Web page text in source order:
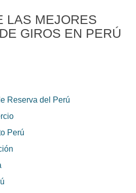
LAS MEJORES
GIROS EN PERÚ
Reserva del Perú
Perú